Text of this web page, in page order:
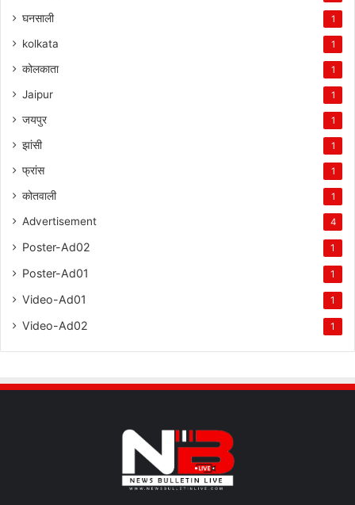
घनसाली 1
kolkata 1
कोलकाता 1
Jaipur 1
जयपुर 1
झांसी 1
फ्रांस 1
कोतवाली 1
Advertisement 4
Poster-Ad02 1
Poster-Ad01 1
Video-Ad01 1
Video-Ad02 1